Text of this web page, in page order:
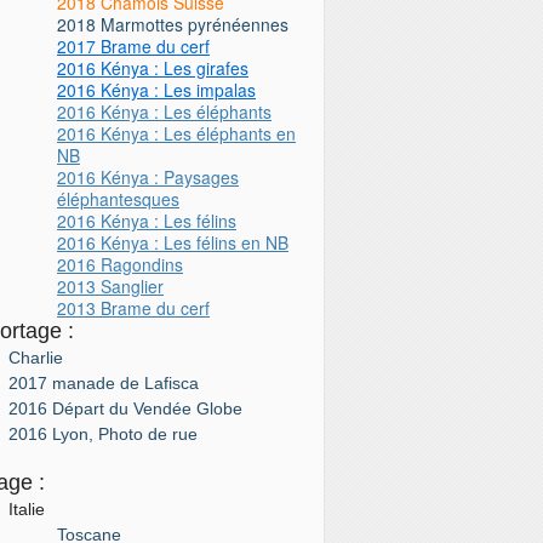
2018 Marmottes pyrénéennes
2017 Brame du cerf
2016 Kénya : Les girafes
2016 Kénya : Les impalas
2016 Kénya : Les éléphants
2016 Kénya : Les éléphants en
NB
2016 Kénya : Paysages
éléphantesques
2016 Kénya : Les félins
2016 Kénya : Les félins en NB
2016 Ragondins
2013 Sanglier
2013 Brame du cerf
:
Charlie
2017 manade de Lafisca
2016 Départ du Vendée Globe
2016 Lyon, Photo de rue
:
Italie
Toscane